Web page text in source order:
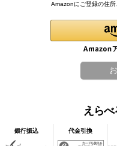
Amazonにご登録の住
えら
銀行振込 代金引換